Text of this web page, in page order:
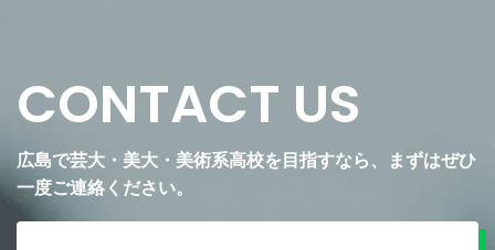
CONTACT US
広島で芸大・美大・美術系高校を目指すなら、まずはぜひ
一度ご連絡ください。